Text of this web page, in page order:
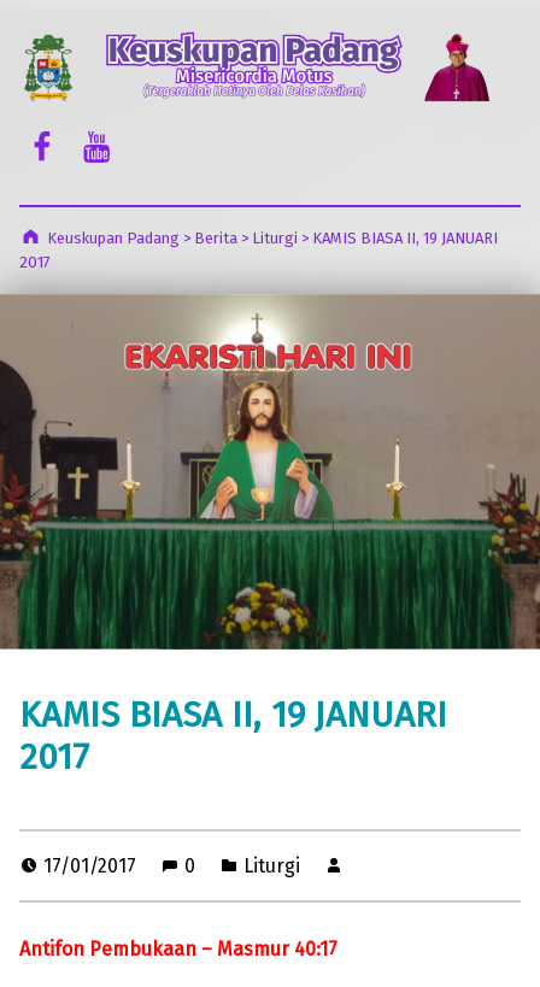
Facebook Komsos
Youtube Komsos
Keuskupan Padang > Berita> Liturgi > KAMIS BIASA II, 19 JANUARI
2017
KAMIS BIASA II, 19 JANUARI
2017
17/01/2017 0 Liturgi
Antifon Pembukaan – Masmur 40:17